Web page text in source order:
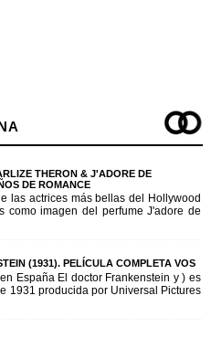
THERON & J'ADORE DE
DE ROMANCE
las actrices más bellas del Hollywood
como imagen del perfume J'adore de
(1931). PELÍCULA COMPLETA VOS
España El doctor Frankenstein y ) es
1931 producida por Universal Pictures